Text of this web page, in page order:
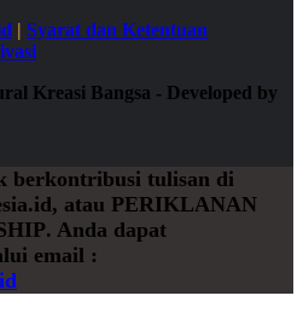
| Syarat dan Ketentuan
Kreasi Bangsa - Developed by
berkontribusi tulisan di
atau PERIKLANAN
. Anda dapat
email :